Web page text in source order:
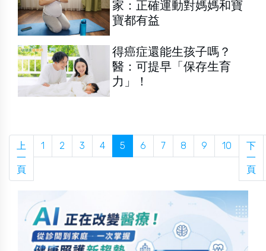
家：正確運動對媽媽和寶
寶都有益
得癌症還能生孩子嗎？
醫：可提早「保存生育
力」！
上
一
頁
1 2 3 4 5 6 7 8 9 10
下
一
頁